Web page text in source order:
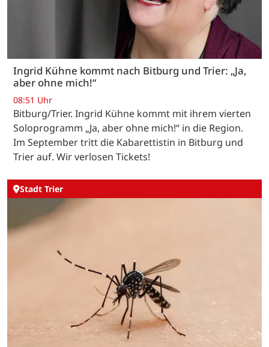
Ingrid Kühne kommt nach Bitburg und Trier: „Ja,
aber ohne mich!“
08:51 Uhr
Bitburg/Trier. Ingrid Kühne kommt mit ihrem vierten
Soloprogramm „Ja, aber ohne mich!“ in die Region.
Im September tritt die Kabarettistin in Bitburg und
Trier auf. Wir verlosen Tickets!
Stadt Trier